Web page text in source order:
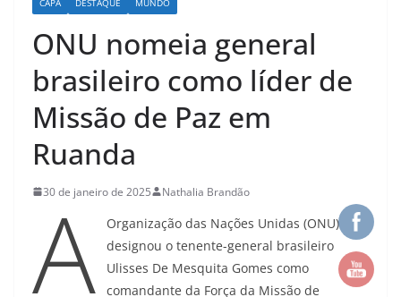
ONU nomeia general
brasileiro como líder de
Missão de Paz em
Ruanda
30 de janeiro de 2025 Nathalia Brandão
A
Organização das Nações Unidas (ONU)
designou o tenente-general brasileiro
Ulisses De Mesquita Gomes como
comandante da Força da Missão de